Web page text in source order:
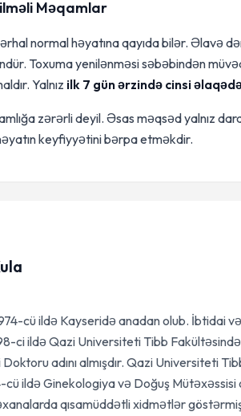
Məqamlar
normal həyatına qayıda bilər. Əlavə
Toxuma yenilənməsi səbəbindən
Yalnız ilk 7 gün ərzində cinsi
zərərli deyil. Əsas məqsəd yalnız
keyfiyyətini bərpa etməkdir.
cü ildə Kayseridə anadan olub. İbtidai
ci ildə Qazi Universiteti Tibb
adını almışdır. Qazi Universiteti
ildə Ginekologiya və Doğuş Mütəxəssisi
qısamüddətli xidmətlər